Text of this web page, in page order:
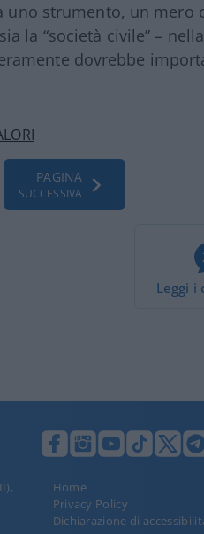
uno strumento, un mero
la “società civile” –
dovrebbe
PAGINA
SUCCESSIVA
Leggi i
Home
Privacy Policy
Dichiarazione di